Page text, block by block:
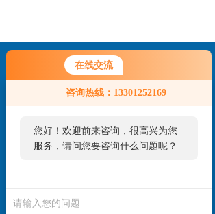
在线交流
咨询热线：13301252169
您好！欢迎前来咨询，很高兴为您
服务，请问您要咨询什么问题呢？
您好，看您停留很久了，是否找到
了需求产品，您可以直接在线与我
联系我们
010-82827937